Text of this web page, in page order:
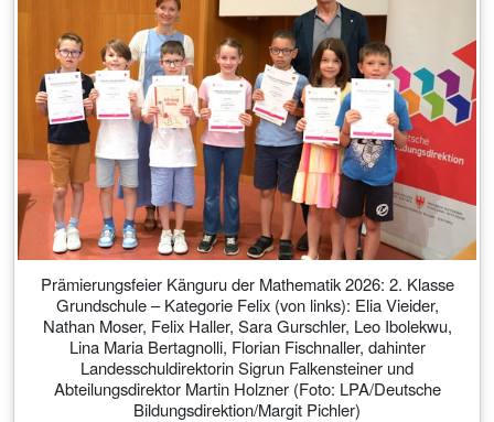
Prämierungsfeier Känguru der Mathematik 2026: 2. Klasse
Grundschule – Kategorie Felix (von links): Elia Vieider,
Nathan Moser, Felix Haller, Sara Gurschler, Leo Ibolekwu,
Lina Maria Bertagnolli, Florian Fischnaller, dahinter
Landesschuldirektorin Sigrun Falkensteiner und
Abteilungsdirektor Martin Holzner (Foto: LPA/Deutsche
Bildungsdirektion/Margit Pichler)